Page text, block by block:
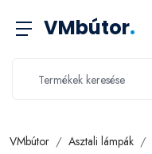
VMbútor.
VMbútor Asztali lámpák